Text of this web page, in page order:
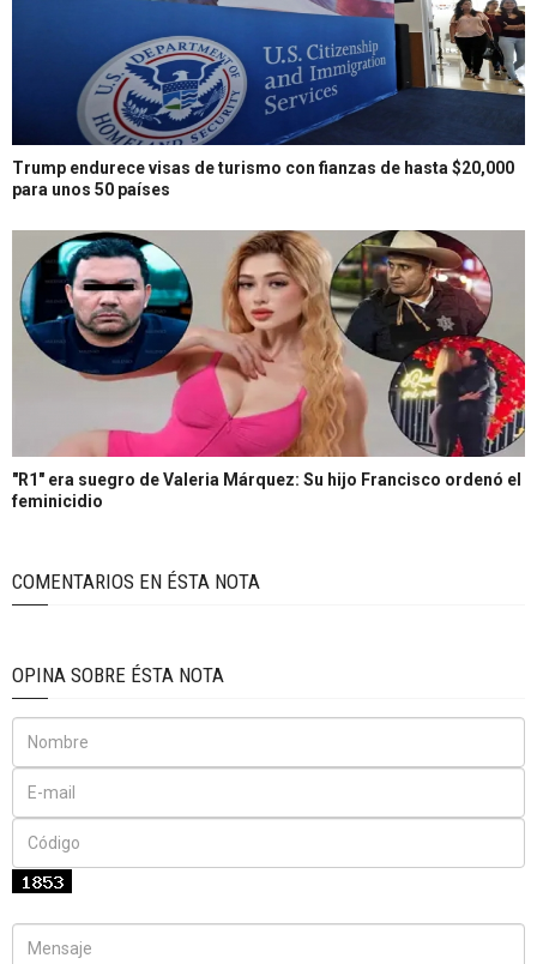
Trump endurece visas de turismo con fianzas de hasta $20,000
para unos 50 países
"R1" era suegro de Valeria Márquez: Su hijo Francisco ordenó el
feminicidio
COMENTARIOS EN ÉSTA NOTA
OPINA SOBRE ÉSTA NOTA